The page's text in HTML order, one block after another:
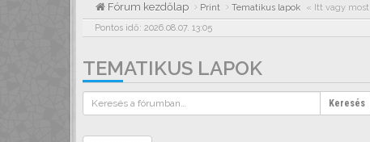
Fórum kezdőlap Print Tematikus lapok « Itt vagy most
Pontos idő: 2026.08.07. 13:05
TEMATIKUS LAPOK
Keresés